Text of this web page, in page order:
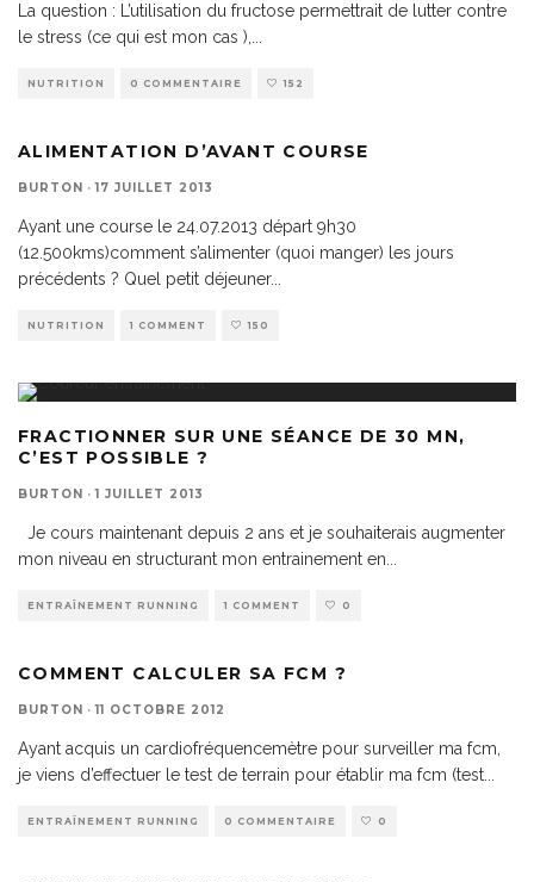
La question : L’utilisation du fructose permettrait de lutter contre
le stress (ce qui est mon cas ),
NUTRITION 0 COMMENTAIRE 152
ALIMENTATION D’AVANT COURSE
BURTON · 17 JUILLET 2013
Ayant une course le 24.07.2013 départ 9h30
(12.500kms)comment s’alimenter (quoi manger) les jours
précédents ? Quel petit déjeuner...
NUTRITION 1 COMMENT 150
FRACTIONNER SUR UNE SÉANCE DE 30 MN,
C’EST POSSIBLE ?
BURTON · 1 JUILLET 2013
Je cours maintenant depuis 2 ans et je souhaiterais augmenter
mon niveau en structurant mon entrainement en
ENTRAÎNEMENT RUNNING 1 COMMENT 0
COMMENT CALCULER SA FCM ?
BURTON · 11 OCTOBRE 2012
Ayant acquis un cardiofréquencemètre pour surveiller ma fcm,
je viens d’effectuer le test de terrain pour établir ma fcm (test
ENTRAÎNEMENT RUNNING 0 COMMENTAIRE 0